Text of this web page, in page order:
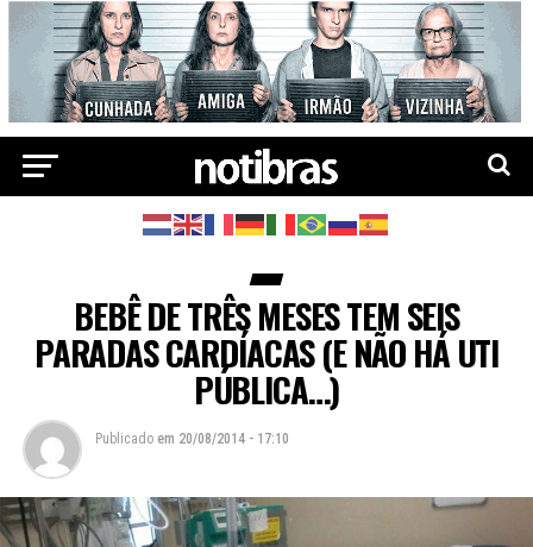
BEBÊ DE TRÊS MESES TEM SEIS
PARADAS CARDÍACAS (E NÃO HÁ UTI
PÚBLICA…)
Publicado em 20/08/2014 - 17:10